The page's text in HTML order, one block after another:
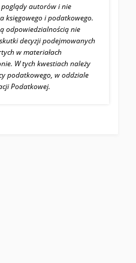
poglądy autorów i nie
księgowego i podatkowego.
odpowiedzialnością nie
decyzji podejmowanych
w materiałach
W tych kwestiach należy
podatkowego, w oddziale
Podatkowej.